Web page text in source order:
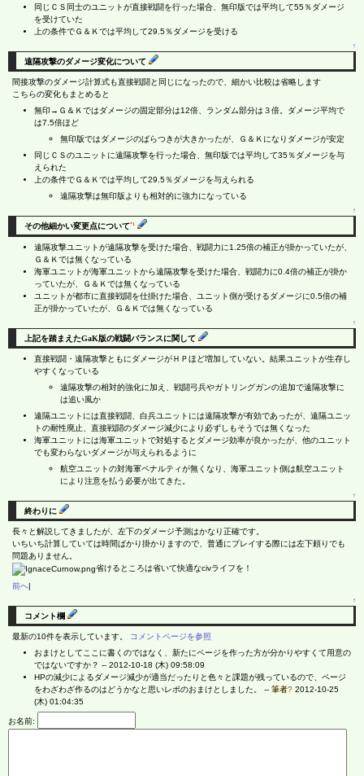
同じＣＳ同士のユニットが直接戦闘を行った場合、無印版では平均して55％ダメージ
を受けていた
上の条件でＧ＆Ｋでは平均して29.5％ダメージを受ける
↑
遠隔攻撃のダメージ変化について
間接攻撃のダメージ計算式も直接戦闘と同じになったので、細かい比較は省略します
こちらの変化もまとめると
無印→Ｇ＆Ｋではダメージの固定部分は12倍、ランダム部分は３倍。ダメージ平均で
は7.5倍ほど
無印版ではダメージのばらつきが大きかったが、Ｇ＆Ｋになりダメージが安定
同じＣＳのユニットに遠隔攻撃を行った場合、無印版では平均して35％ダメージを与
えられた
上の条件でＧ＆Ｋでは平均して29.5％ダメージを与えられる
遠隔攻撃は無印版よりも相対的に強力になっている
↑
その他細かい変更点について*1
遠隔攻撃ユニットが遠隔攻撃を受けた場合、戦闘力に1.25倍の補正が掛かっていたが、
Ｇ＆Ｋでは無くなっている
海軍ユニットが海軍ユニットから遠隔攻撃を受けた場合、戦闘力に0.4倍の補正が掛か
っていたが、Ｇ＆Ｋでは無くなっている
ユニットが都市に直接戦闘を仕掛けた場合、ユニット側が受けるダメージに0.5倍の補
正が掛かっていたが、Ｇ＆Ｋでは無くなっている
↑
上記を踏まえたGaK版の戦闘バランスに関して
直接戦闘・遠隔攻撃ともにダメージがＨＰほど増加していない。結果ユニットが生存し
やすくなっている
遠隔攻撃の相対的強化に加え、戦闘弓兵やガトリングガンの追加で遠隔攻撃に
は追い風か
遠隔ユニットには直接戦闘、白兵ユニットには遠隔攻撃が有効であったが、遠隔ユニッ
トの耐性廃止、直接戦闘のダメージ減少により必ずしもそうでは無くなった
海軍ユニットには海軍ユニットで対処するとダメージ効率が良かったが、他のユニット
でも変わらないダメージが与えられるように
航空ユニットの対海軍ペナルティが無くなり、海軍ユニット側は航空ユニット
により注意を払う必要が出てきた。
↑
終わりに
長々と解説してきましたが、左下のダメージ予測はかなり正確です。
いちいち計算していては時間ばかり掛かりますので、普通にプレイする際には左下頼りでも
問題ありません。
省けるところは省いて快適なcivライフを！
前へ|
↑
コメント欄
最新の10件を表示しています。 コメントページを参照
おまけとしてここに書くのではなく、新たにページを作った方が分かりやすくて用意の
ではないですか？ -- 2012-10-18 (木) 09:58:09
HPの減少によるダメージ減少が適当だったりと色々と課題が残っているので、ページ
をわざわざ作るのはどうかなと思いレポのおまけとしました。 -- 筆者? 2012-10-25
(木) 01:04:35
お名前: